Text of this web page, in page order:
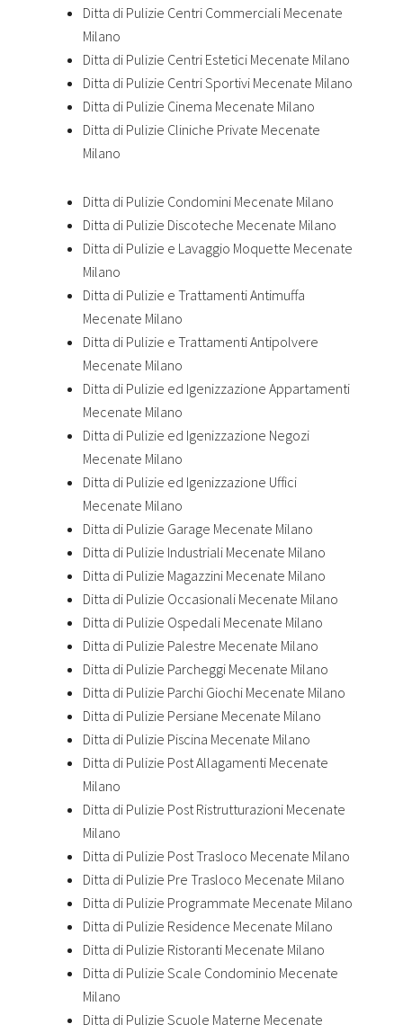
Ditta di Pulizie Centri Commerciali Mecenate
Milano
Ditta di Pulizie Centri Estetici Mecenate Milano
Ditta di Pulizie Centri Sportivi Mecenate Milano
Ditta di Pulizie Cinema Mecenate Milano
Ditta di Pulizie Cliniche Private Mecenate
Milano
Ditta di Pulizie Condomini Mecenate Milano
Ditta di Pulizie Discoteche Mecenate Milano
Ditta di Pulizie e Lavaggio Moquette Mecenate
Milano
Ditta di Pulizie e Trattamenti Antimuffa
Mecenate Milano
Ditta di Pulizie e Trattamenti Antipolvere
Mecenate Milano
Ditta di Pulizie ed Igenizzazione Appartamenti
Mecenate Milano
Ditta di Pulizie ed Igenizzazione Negozi
Mecenate Milano
Ditta di Pulizie ed Igenizzazione Uffici
Mecenate Milano
Ditta di Pulizie Garage Mecenate Milano
Ditta di Pulizie Industriali Mecenate Milano
Ditta di Pulizie Magazzini Mecenate Milano
Ditta di Pulizie Occasionali Mecenate Milano
Ditta di Pulizie Ospedali Mecenate Milano
Ditta di Pulizie Palestre Mecenate Milano
Ditta di Pulizie Parcheggi Mecenate Milano
Ditta di Pulizie Parchi Giochi Mecenate Milano
Ditta di Pulizie Persiane Mecenate Milano
Ditta di Pulizie Piscina Mecenate Milano
Ditta di Pulizie Post Allagamenti Mecenate
Milano
Ditta di Pulizie Post Ristrutturazioni Mecenate
Milano
Ditta di Pulizie Post Trasloco Mecenate Milano
Ditta di Pulizie Pre Trasloco Mecenate Milano
Ditta di Pulizie Programmate Mecenate Milano
Ditta di Pulizie Residence Mecenate Milano
Ditta di Pulizie Ristoranti Mecenate Milano
Ditta di Pulizie Scale Condominio Mecenate
Milano
Ditta di Pulizie Scuole Materne Mecenate